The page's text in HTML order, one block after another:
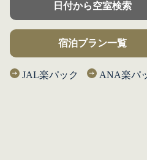
日付から空室検索
宿泊プラン一覧
JAL楽パック ANA楽パ